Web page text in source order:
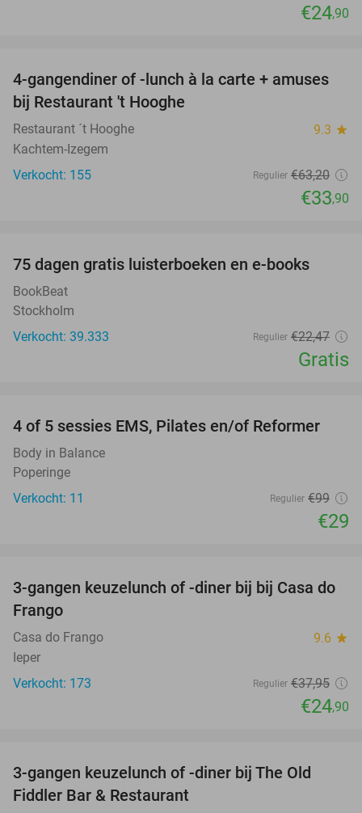
€24,90
46%
4-gangendiner of -lunch à la carte + amuses
bij Restaurant 't Hooghe
Restaurant ´t Hooghe 9.3 star
Kachtem-Izegem
Verkocht: 155
Regulier €63,20
€33,90
75 dagen gratis luisterboeken en e-books
BookBeat
Stockholm
Verkocht: 39.333
Regulier €22,47
Gratis
71%
4 of 5 sessies EMS, Pilates en/of Reformer
Body in Balance
Poperinge
Verkocht: 11
Regulier €99
€29
34%
3-gangen keuzelunch of -diner bij bij Casa do
Frango
Casa do Frango 9.6 star
Ieper
Verkocht: 173
Regulier €37,95
€24,90
3-gangen keuzelunch of -diner bij The Old
Fiddler Bar & Restaurant